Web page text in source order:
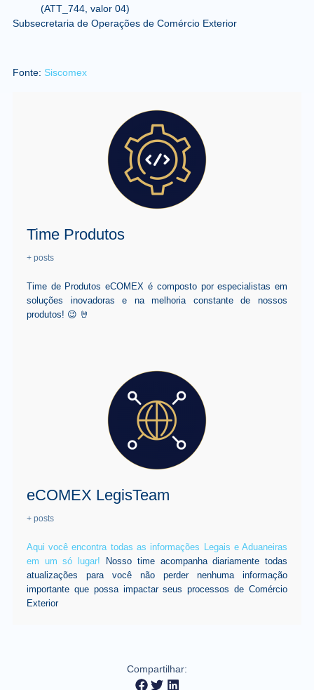
(ATT_744, valor 04)
Subsecretaria de Operações de Comércio Exterior
Fonte: Siscomex
Time Produtos
+ posts
Time de Produtos eCOMEX é composto por especialistas em
soluções inovadoras e na melhoria constante de nossos
produtos! 😉 🤘
eCOMEX LegisTeam
+ posts
Aqui você encontra todas as informações Legais e Aduaneiras
em um só lugar! Nosso time acompanha diariamente todas
atualizações para você não perder nenhuma informação
importante que possa impactar seus processos de Comércio
Exterior
Compartilhar: